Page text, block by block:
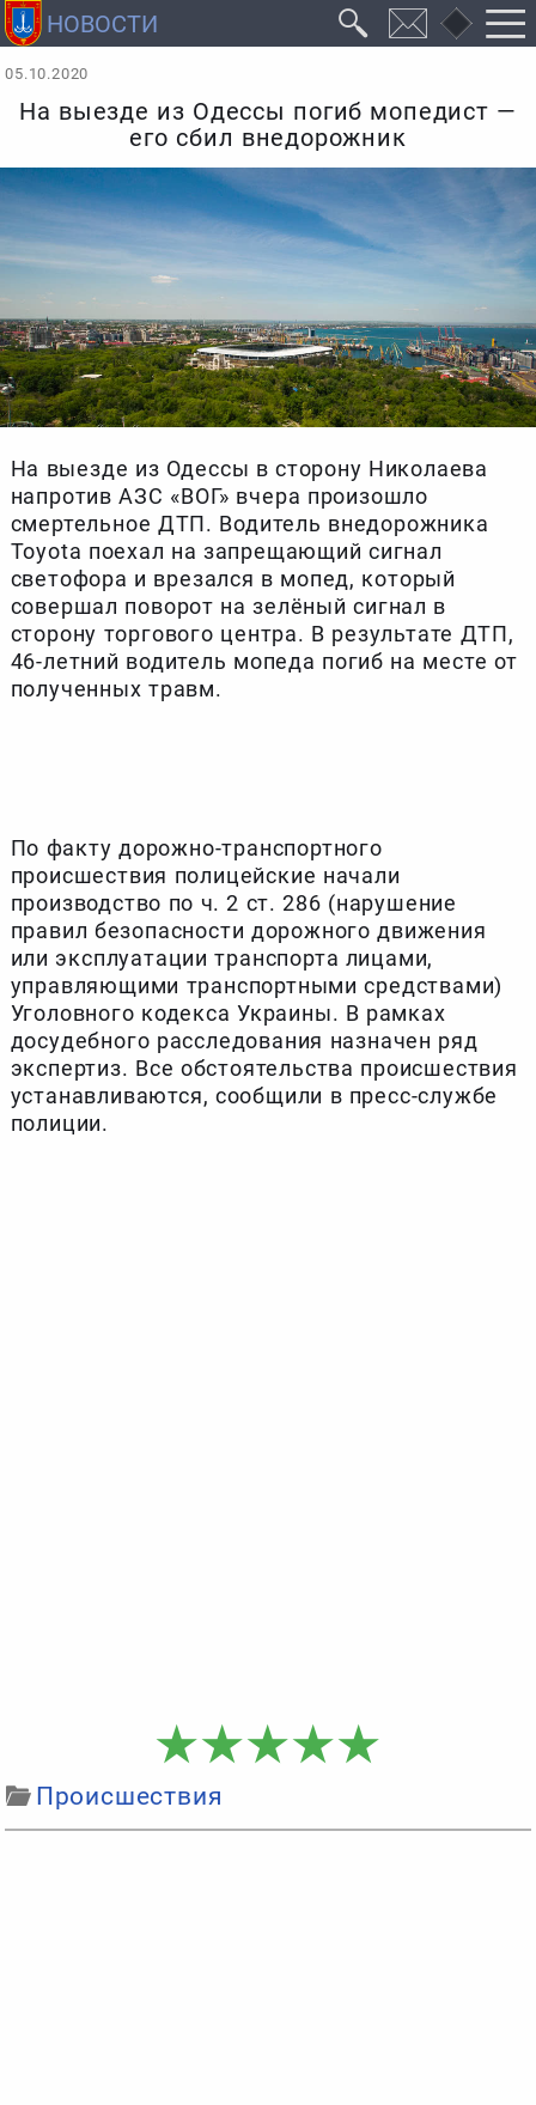
05.10.2020
На выезде из Одессы погиб мопедист —
его сбил внедорожник
На выезде из Одессы в сторону Николаева
напротив АЗС «ВОГ» вчера произошло
смертельное ДТП. Водитель внедорожника
Toyota поехал на запрещающий сигнал
светофора и врезался в мопед, который
совершал поворот на зелёный сигнал в
сторону торгового центра. В результате ДТП,
46-летний водитель мопеда погиб на месте от
полученных травм.
По факту дорожно-транспортного
происшествия полицейские начали
производство по ч. 2 ст. 286 (нарушение
правил безопасности дорожного движения
или эксплуатации транспорта лицами,
управляющими транспортными средствами)
Уголовного кодекса Украины. В рамках
досудебного расследования назначен ряд
экспертиз. Все обстоятельства происшествия
устанавливаются, сообщили в пресс-службе
полиции.
Происшествия